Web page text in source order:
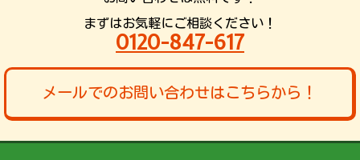
まずはお気軽にご相談ください！
0120-847-617
メールでのお問い合わせはこちらから！